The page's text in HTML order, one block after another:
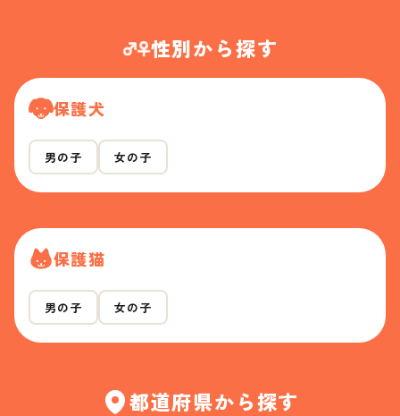
性別から探す
保護犬
男の子 女の子
保護猫
男の子 女の子
都道府県から探す